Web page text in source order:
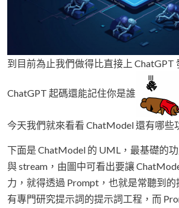
到目前為止我們做得比直接上 ChatGPT
ChatGPT 起碼還能記住你是誰
今天我們就來看看 ChatModel 還有哪些
下面是 ChatModel 的 UML，最基礎的
與 stream，由圖中可看出要讓
力，就得透過 Prompt，也就是常聽到
有專門研究提示詞的提示詞工程，而